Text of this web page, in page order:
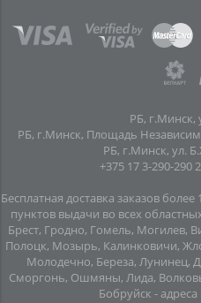
РБ, г.Минск,
РБ, г.Минск, Площадь
РБ, г.Минск, ул.
+375 17 3-290-290
Бесплатная доставка заказов
пунктов выдачи во всех
Брест, Гродно, Гомель, Могилев,
Полоцк, Мозырь, Калинковичи,
Молодечно, Береза, Лунинец,
Сморгонь, Ошмяны, Лида,
Бобруйск -